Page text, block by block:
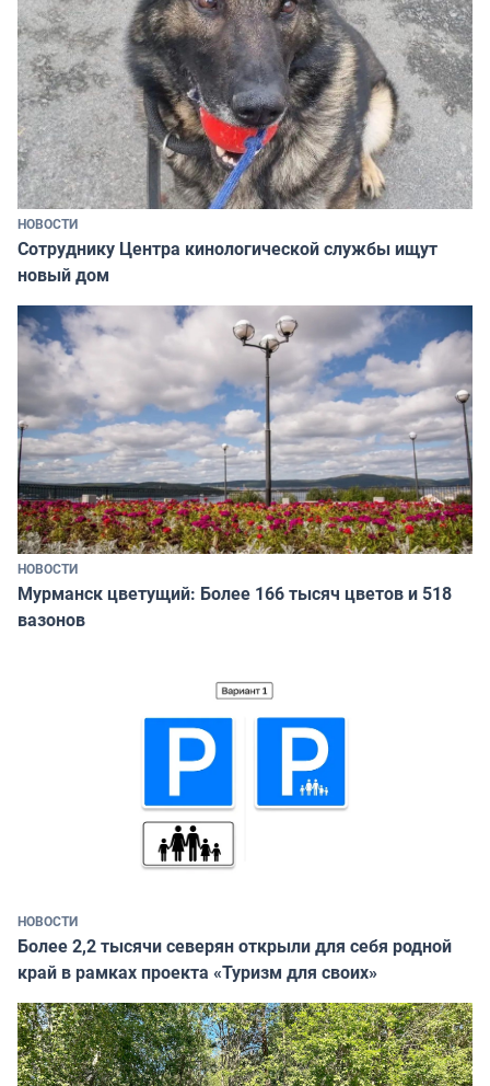
НОВОСТИ
Сотруднику Центра кинологической службы ищут
новый дом
НОВОСТИ
Мурманск цветущий: Более 166 тысяч цветов и 518
вазонов
НОВОСТИ
Более 2,2 тысячи северян открыли для себя родной
край в рамках проекта «Туризм для своих»